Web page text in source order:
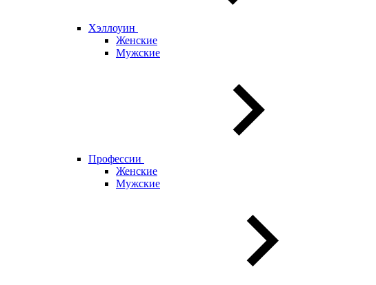
Хэллоуин
Женские
Мужские
Профессии
Женские
Мужские